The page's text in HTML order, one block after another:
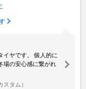
イヤです。 個人的に
場の安心感に繋がれ
スタム）